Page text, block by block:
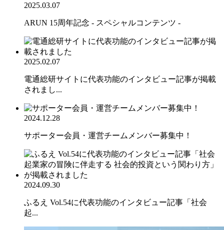
2025.03.07
ARUN 15周年記念 - スペシャルコンテンツ -
2025.02.07
電通総研サイトに代表功能のインタビュー記事が掲載
されまし...
2024.12.28
サポーター会員・運営チームメンバー募集中！
2024.09.30
ふるえ Vol.54に代表功能のインタビュー記事「社会
起...